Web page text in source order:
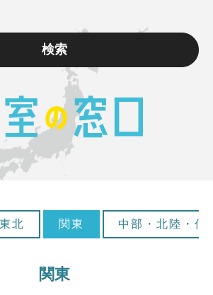
検索
東北 関東 中部・北陸・信
関東